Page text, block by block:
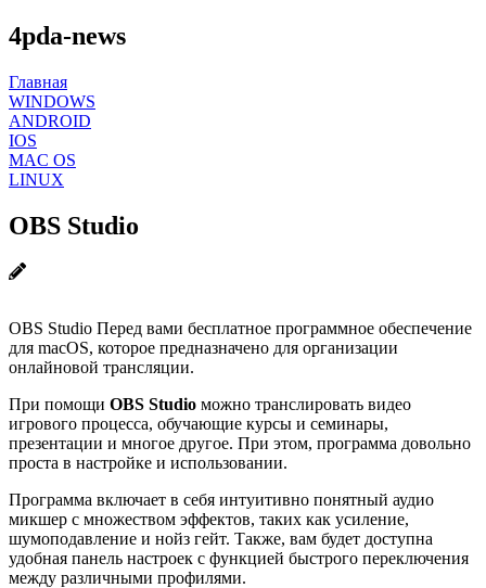
4pda-news
Главная
WINDOWS
ANDROID
IOS
MAC OS
LINUX
OBS Studio
OBS Studio Перед вами бесплатное программное обеспечение
для macOS, которое предназначено для организации
онлайновой трансляции.
При помощи OBS Studio можно транслировать видео
игрового процесса, обучающие курсы и семинары,
презентации и многое другое. При этом, программа довольно
проста в настройке и использовании.
Программа включает в себя интуитивно понятный аудио
микшер с множеством эффектов, таких как усиление,
шумоподавление и нойз гейт. Также, вам будет доступна
удобная панель настроек с функцией быстрого переключения
между различными профилями.